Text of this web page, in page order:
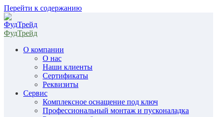
Перейти к содержанию
ФудТрейд
О компании
О нас
Наши клиенты
Сертификаты
Реквизиты
Сервис
Комплексное оснащение под ключ
Профессиональный монтаж и пусконаладка